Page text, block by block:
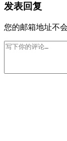
发表回复
您的邮箱地址不